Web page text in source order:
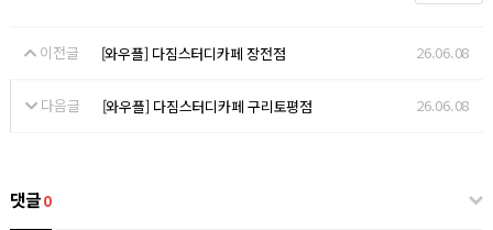
이전글 [와우플] 다짐스터디카페 장전점 26.06.08
다음글 [와우플] 다짐스터디카페 구리토평점 26.06.08
댓글0